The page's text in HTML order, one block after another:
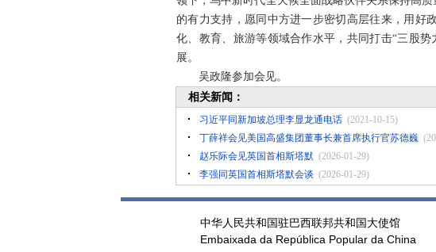
的有力支持，愿同中方进一步密切高层往来，用好
化、教育、旅游等领域合作水平，共同打击“三股
展。
吴政隆参加会见。
相关新闻：
习近平同新加坡总理李显龙通电话 (2021-10-15)
丁薛祥会见美国高盛集团董事长兼首席执行官苏德巍
赵乐际会见英国首相斯塔默 (2026-01-29)
李强同英国首相斯塔默会谈 (2026-01-29)
中华人民共和国驻巴西联邦共和国大使馆
Embaixada da República Popular da China